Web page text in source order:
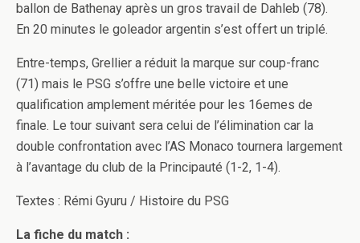
ballon de Bathenay après un gros travail de Dahleb (78).
En 20 minutes le goleador argentin s’est offert un triplé.
Entre-temps, Grellier a réduit la marque sur coup-franc
(71) mais le PSG s’offre une belle victoire et une
qualification amplement méritée pour les 16emes de
finale. Le tour suivant sera celui de l’élimination car la
double confrontation avec l’AS Monaco tournera largement
à l’avantage du club de la Principauté (1-2, 1-4).
Textes : Rémi Gyuru / Histoire du PSG
La fiche du match :